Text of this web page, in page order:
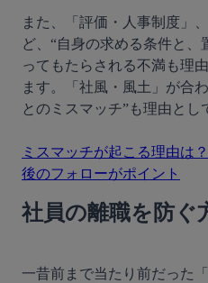
また、「評価・人事制度」
ど、“自身の求める条件と
ってもたらされる不満も理
ます。「社風・風土」が合
とのミスマッチ”も理由とし
ミスマッチが起こる理由は
後のフォローがポイント
社員の離職を防ぐ
一昔前まで当たり前だった